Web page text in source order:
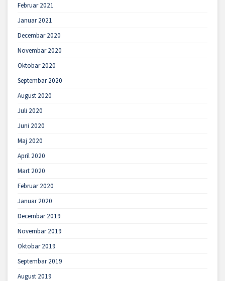
Februar 2021
Januar 2021
Decembar 2020
Novembar 2020
Oktobar 2020
Septembar 2020
August 2020
Juli 2020
Juni 2020
Maj 2020
April 2020
Mart 2020
Februar 2020
Januar 2020
Decembar 2019
Novembar 2019
Oktobar 2019
Septembar 2019
August 2019